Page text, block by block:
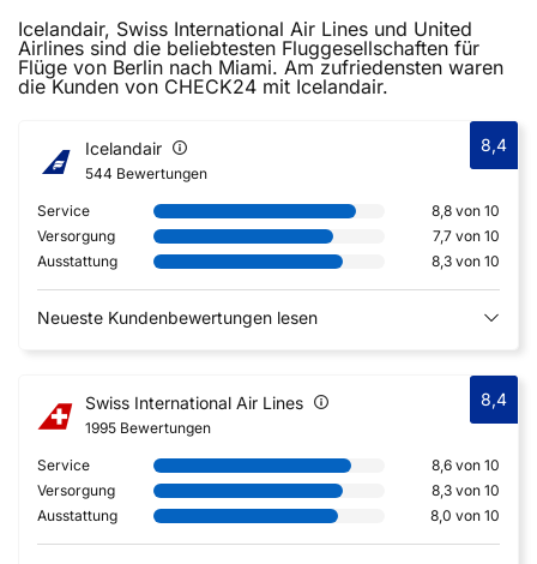
Icelandair, Swiss International Air Lines und United
Airlines sind die beliebtesten Fluggesellschaften für
Flüge von Berlin nach Miami. Am zufriedensten waren
die Kunden von CHECK24 mit Icelandair.
Icelandair
544 Bewertungen
8,4
Service
8,8 von 10
Versorgung
7,7 von 10
Ausstattung
8,3 von 10
Neueste Kundenbewertungen lesen
Swiss International Air Lines
1995 Bewertungen
8,4
Service
8,6 von 10
Versorgung
8,3 von 10
Ausstattung
8,0 von 10